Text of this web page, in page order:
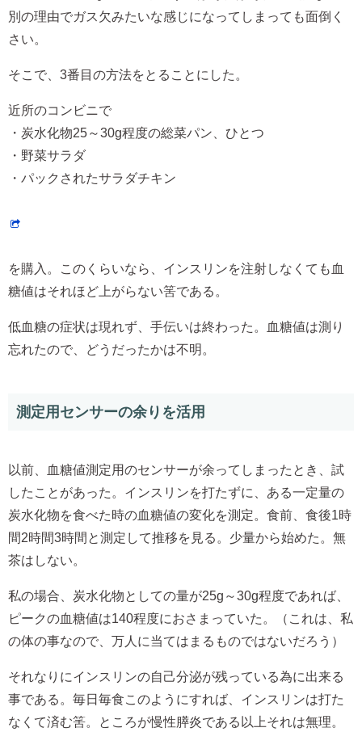
別の理由でガス欠みたいな感じになってしまっても面倒く
さい。
そこで、3番目の方法をとることにした。
近所のコンビニで
・炭水化物25～30g程度の総菜パン、ひとつ
・野菜サラダ
・パックされたサラダチキン
を購入。このくらいなら、インスリンを注射しなくても血
糖値はそれほど上がらない筈である。
低血糖の症状は現れず、手伝いは終わった。血糖値は測り
忘れたので、どうだったかは不明。
測定用センサーの余りを活用
以前、血糖値測定用のセンサーが余ってしまったとき、試
したことがあった。インスリンを打たずに、ある一定量の
炭水化物を食べた時の血糖値の変化を測定。食前、食後1時
間2時間3時間と測定して推移を見る。少量から始めた。無
茶はしない。
私の場合、炭水化物としての量が25g～30g程度であれば、
ピークの血糖値は140程度におさまっていた。（これは、私
の体の事なので、万人に当てはまるものではないだろう）
それなりにインスリンの自己分泌が残っている為に出来る
事である。毎日毎食このようにすれば、インスリンは打た
なくて済む筈。ところが慢性膵炎である以上それは無理。